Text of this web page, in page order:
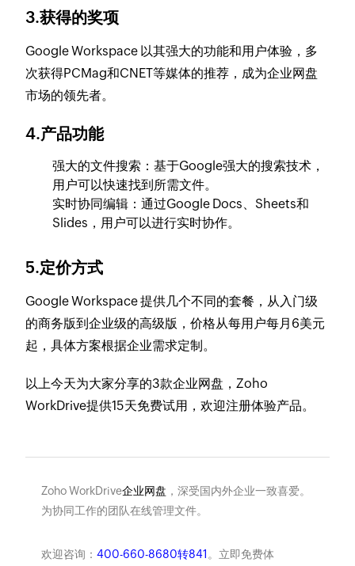
3.获得的奖项
Google Workspace 以其强大的功能和用户体验，多
次获得PCMag和CNET等媒体的推荐，成为企业网盘
市场的领先者。
4.产品功能
强大的文件搜索：基于Google强大的搜索技术，
用户可以快速找到所需文件。
实时协同编辑：通过Google Docs、Sheets和
Slides，用户可以进行实时协作。
5.定价方式
Google Workspace 提供几个不同的套餐，从入门级
的商务版到企业级的高级版，价格从每用户每月6美元
起，具体方案根据企业需求定制。
以上今天为大家分享的3款企业网盘，Zoho
WorkDrive提供15天免费试用，欢迎注册体验产品。
Zoho WorkDrive企业网盘 ，深受国内外企业一致喜爱。
为协同工作的团队在线管理文件。
欢迎咨询： 400-660-8680转841 。立即免费体